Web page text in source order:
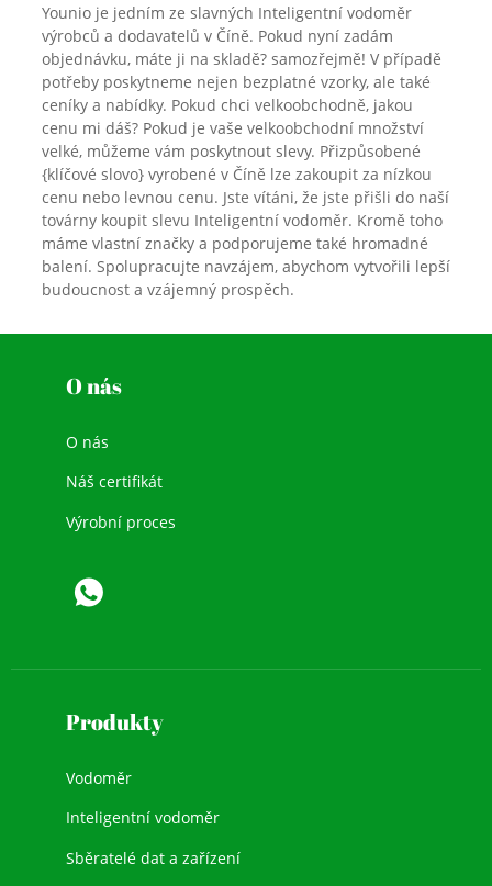
Younio je jedním ze slavných Inteligentní vodoměr
výrobců a dodavatelů v Číně. Pokud nyní zadám
objednávku, máte ji na skladě? samozřejmě! V případě
potřeby poskytneme nejen bezplatné vzorky, ale také
ceníky a nabídky. Pokud chci velkoobchodně, jakou
cenu mi dáš? Pokud je vaše velkoobchodní množství
velké, můžeme vám poskytnout slevy. Přizpůsobené
{klíčové slovo} vyrobené v Číně lze zakoupit za nízkou
cenu nebo levnou cenu. Jste vítáni, že jste přišli do naší
továrny koupit slevu Inteligentní vodoměr. Kromě toho
máme vlastní značky a podporujeme také hromadné
balení. Spolupracujte navzájem, abychom vytvořili lepší
budoucnost a vzájemný prospěch.
O nás
O nás
Náš certifikát
Výrobní proces
Produkty
Vodoměr
Inteligentní vodoměr
Sběratelé dat a zařízení